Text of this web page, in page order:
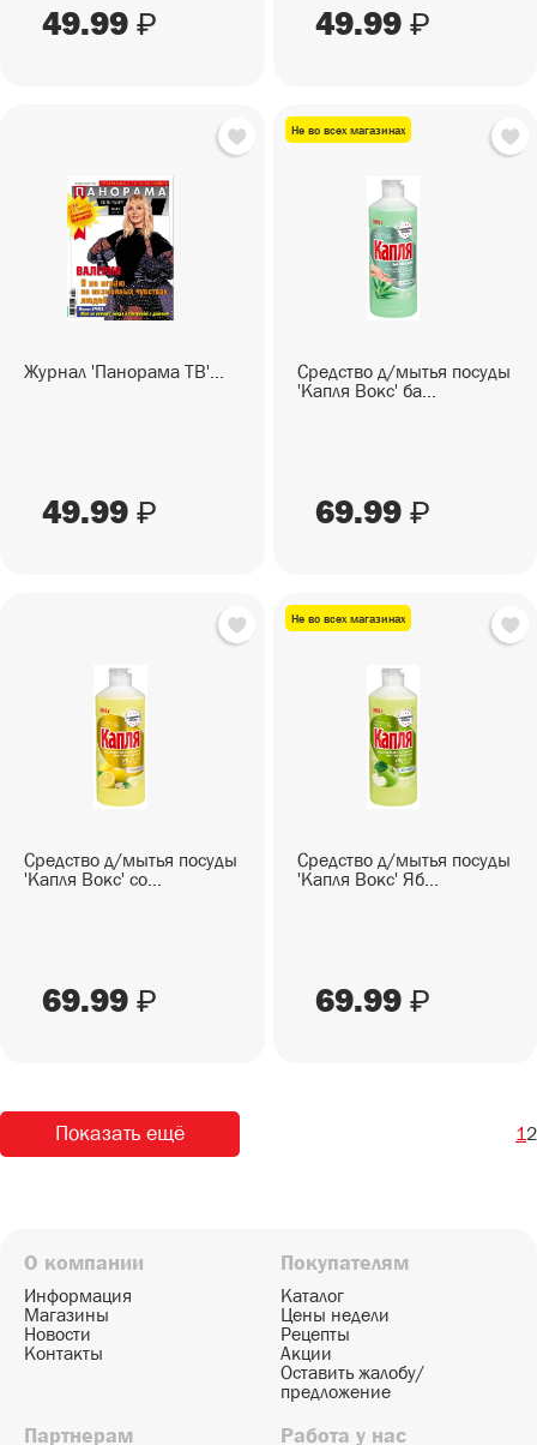
49.99 ₽ 49.99 ₽
Журнал 'Панорама ТВ'...
49.99 ₽
Не во всех магазинах
Средство д/мытья посуды
'Капля Вокс' ба...
69.99 ₽
Средство д/мытья посуды
'Капля Вокс' со...
69.99 ₽
Не во всех магазинах
Средство д/мытья посуды
'Капля Вокс' Яб...
69.99 ₽
Показать ещё 12
О компании
Информация
Магазины
Новости
Контакты
Покупателям
Каталог
Цены недели
Рецепты
Акции
Оставить жалобу/
предложение
Партнерам Работа у нас